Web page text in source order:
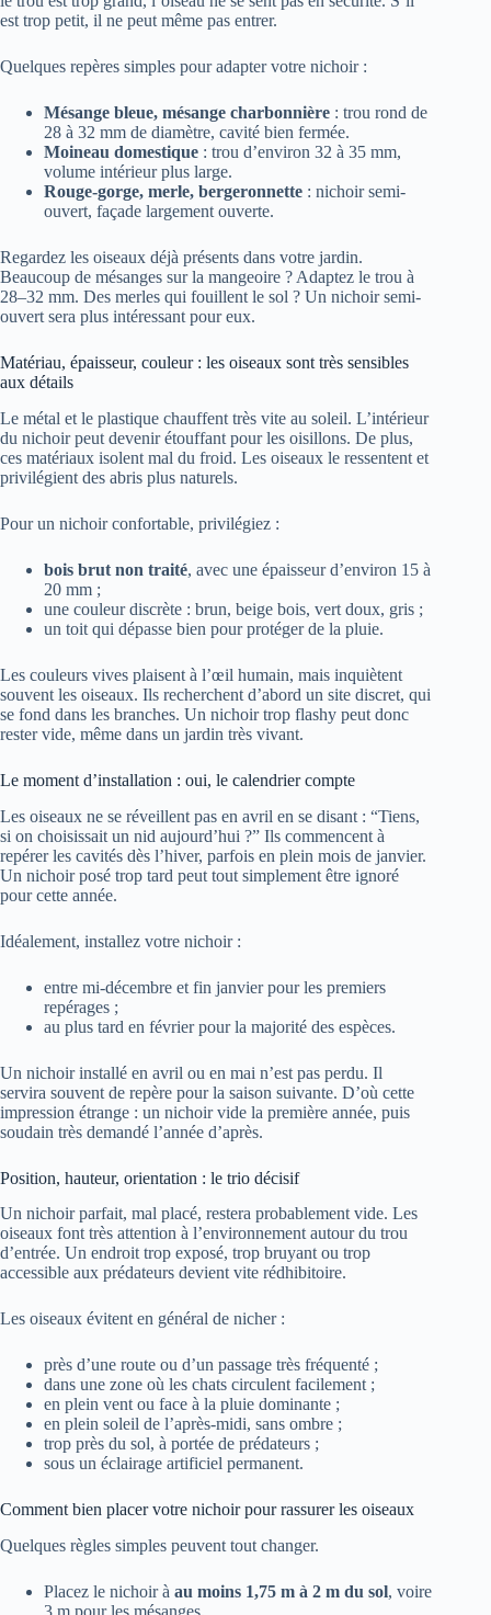
est trop petit, il ne peut même pas entrer.
Quelques repères simples pour adapter votre nichoir :
Mésange bleue, mésange charbonnière : trou rond de
28 à 32 mm de diamètre, cavité bien fermée.
Moineau domestique : trou d’environ 32 à 35 mm,
volume intérieur plus large.
Rouge-gorge, merle, bergeronnette : nichoir semi-
ouvert, façade largement ouverte.
Regardez les oiseaux déjà présents dans votre jardin.
Beaucoup de mésanges sur la mangeoire ? Adaptez le trou à
28–32 mm. Des merles qui fouillent le sol ? Un nichoir semi-
ouvert sera plus intéressant pour eux.
Matériau, épaisseur, couleur : les oiseaux sont très sensibles
aux détails
Le métal et le plastique chauffent très vite au soleil. L’intérieur
du nichoir peut devenir étouffant pour les oisillons. De plus,
ces matériaux isolent mal du froid. Les oiseaux le ressentent et
privilégient des abris plus naturels.
Pour un nichoir confortable, privilégiez :
bois brut non traité, avec une épaisseur d’environ 15 à
20 mm ;
une couleur discrète : brun, beige bois, vert doux, gris ;
un toit qui dépasse bien pour protéger de la pluie.
Les couleurs vives plaisent à l’œil humain, mais inquiètent
souvent les oiseaux. Ils recherchent d’abord un site discret, qui
se fond dans les branches. Un nichoir trop flashy peut donc
rester vide, même dans un jardin très vivant.
Le moment d’installation : oui, le calendrier compte
Les oiseaux ne se réveillent pas en avril en se disant : “Tiens,
si on choisissait un nid aujourd’hui ?” Ils commencent à
repérer les cavités dès l’hiver, parfois en plein mois de janvier.
Un nichoir posé trop tard peut tout simplement être ignoré
pour cette année.
Idéalement, installez votre nichoir :
entre mi-décembre et fin janvier pour les premiers
repérages ;
au plus tard en février pour la majorité des espèces.
Un nichoir installé en avril ou en mai n’est pas perdu. Il
servira souvent de repère pour la saison suivante. D’où cette
impression étrange : un nichoir vide la première année, puis
soudain très demandé l’année d’après.
Position, hauteur, orientation : le trio décisif
Un nichoir parfait, mal placé, restera probablement vide. Les
oiseaux font très attention à l’environnement autour du trou
d’entrée. Un endroit trop exposé, trop bruyant ou trop
accessible aux prédateurs devient vite rédhibitoire.
Les oiseaux évitent en général de nicher :
près d’une route ou d’un passage très fréquenté ;
dans une zone où les chats circulent facilement ;
en plein vent ou face à la pluie dominante ;
en plein soleil de l’après-midi, sans ombre ;
trop près du sol, à portée de prédateurs ;
sous un éclairage artificiel permanent.
Comment bien placer votre nichoir pour rassurer les oiseaux
Quelques règles simples peuvent tout changer.
Placez le nichoir à au moins 1,75 m à 2 m du sol, voire